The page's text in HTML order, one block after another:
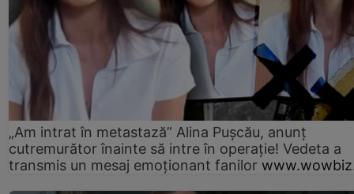
„Am intrat în metastază” Alina Pușcău, anunț
cutremurător înainte să intre în operație! Vedeta a
transmis un mesaj emoționant fanilor